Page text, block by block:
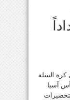
كرة السلة
آسيا